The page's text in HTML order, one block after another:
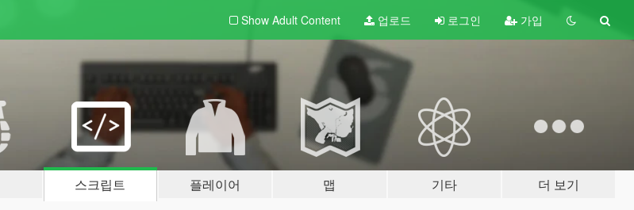
Show Adult Content 업로드 로그인 가입
스크립트 플레이어 맵 기타 더 보기